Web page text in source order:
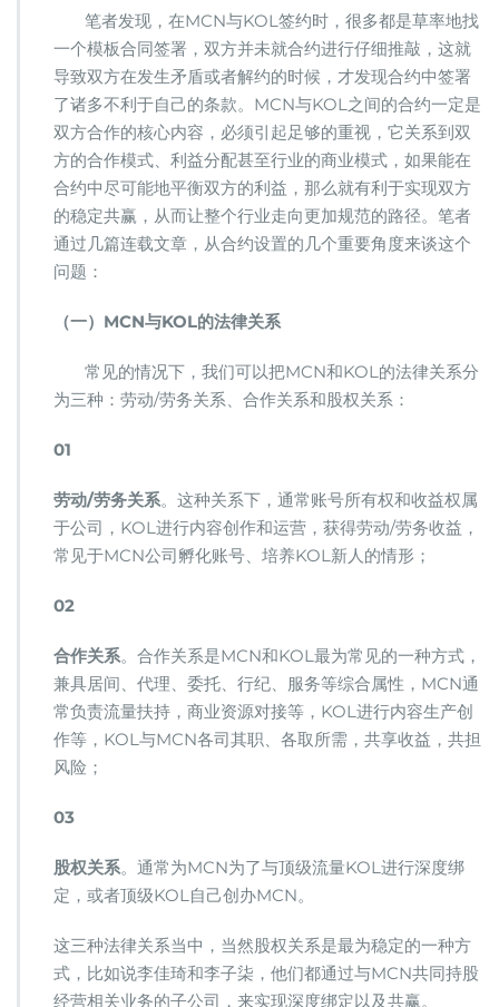
笔者发现，在MCN与KOL签约时，很多都是草率地找
一个模板合同签署，双方并未就合约进行仔细推敲，这就
导致双方在发生矛盾或者解约的时候，才发现合约中签署
了诸多不利于自己的条款。MCN与KOL之间的合约一定是
双方合作的核心内容，必须引起足够的重视，它关系到双
方的合作模式、利益分配甚至行业的商业模式，如果能在
合约中尽可能地平衡双方的利益，那么就有利于实现双方
的稳定共赢，从而让整个行业走向更加规范的路径。笔者
通过几篇连载文章，从合约设置的几个重要角度来谈这个
问题：
（一）MCN与KOL的法律关系
常见的情况下，我们可以把MCN和KOL的法律关系分
为三种：劳动/劳务关系、合作关系和股权关系：
01
劳动/劳务关系。这种关系下，通常账号所有权和收益权属
于公司，KOL进行内容创作和运营，获得劳动/劳务收益，
常见于MCN公司孵化账号、培养KOL新人的情形；
02
合作关系。合作关系是MCN和KOL最为常见的一种方式，
兼具居间、代理、委托、行纪、服务等综合属性，MCN通
常负责流量扶持，商业资源对接等，KOL进行内容生产创
作等，KOL与MCN各司其职、各取所需，共享收益，共担
风险；
03
股权关系。通常为MCN为了与顶级流量KOL进行深度绑
定，或者顶级KOL自己创办MCN。
这三种法律关系当中，当然股权关系是最为稳定的一种方
式，比如说李佳琦和李子柒，他们都通过与MCN共同持股
经营相关业务的子公司，来实现深度绑定以及共赢。